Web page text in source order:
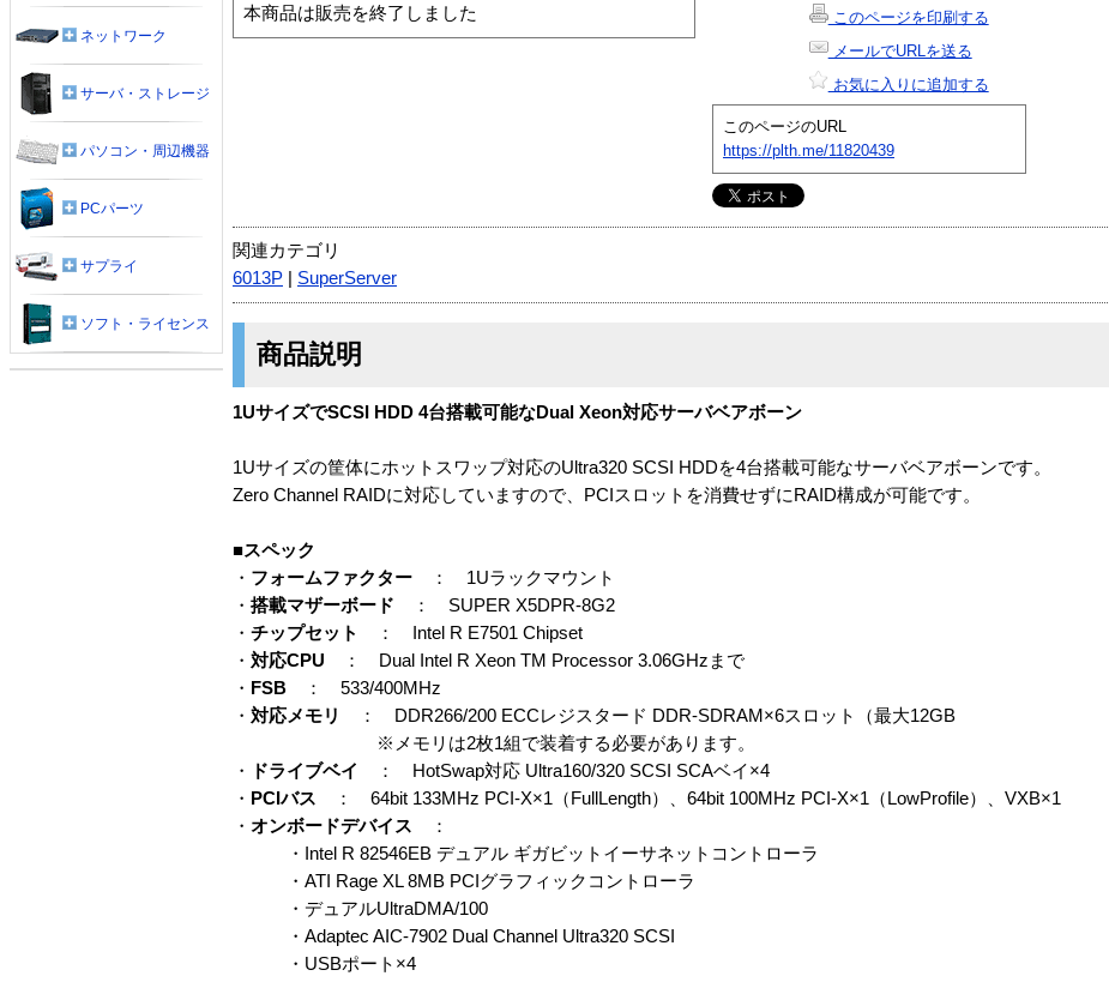
本商品は販売を終了しました
このページを印刷する
メールでURLを送る
お気に入りに追加する
このページのURL
https://plth.me/11820439
関連カテゴリ
6013P
SuperServer
商品説明
1UサイズでSCSI HDD 4台搭載可能なDual Xeon対応サーバベアボーン
1Uサイズの筐体にホットスワップ対応のUltra320 SCSI HDDを4台搭載可能なサーバベアボーンです。
Zero Channel RAIDに対応していますので、PCIスロットを消費せずにRAID構成が可能です。
■スペック
・ フォームファクター ： 1Uラックマウント
・ 搭載マザーボード ： SUPER X5DPR-8G2
・ チップセット
： Intel R E7501 Chipset
・ 対応CPU ： Dual Intel R Xeon TM Processor 3.06GHzまで
・ FSB ： 533/400MHz
・ 対応メモリ
： DDR266/200 ECCレジスタード DDR-SDRAM×6スロット（最大12GB
※メモリは2枚1組で装着する必要があります。
・
ドライブベイ
： HotSwap対応 Ultra160/320 SCSI SCAベイ×4
・ PCIバス ： 64bit 133MHz PCI-X×1（FullLength）、64bit 100MHz PCI-X×1（LowProfile）、VXB×1
・ オンボードデバイス ：
・Intel R 82546EB デュアル ギガビットイーサネットコントローラ
・ATI Rage XL 8MB PCIグラフィックコントローラ
・デュアルUltraDMA/100
・Adaptec AIC-7902 Dual Channel Ultra320 SCSI
・USBポート×4
ネットワーク
サーバ・ストレージ
パソコン・周辺機器
PCパーツ
サプライ
ソフト・ライセンス